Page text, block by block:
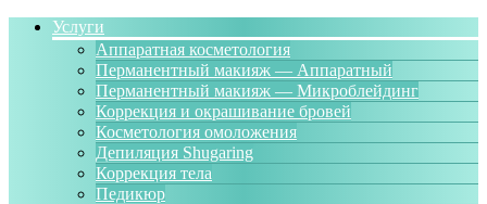
Услуги
Аппаратная косметология
Перманентный макияж — Аппаратный
Перманентный макияж — Микроблейдинг
Коррекция и окрашивание бровей
Косметология омоложения
Депиляция Shugaring
Коррекция тела
Педикюр